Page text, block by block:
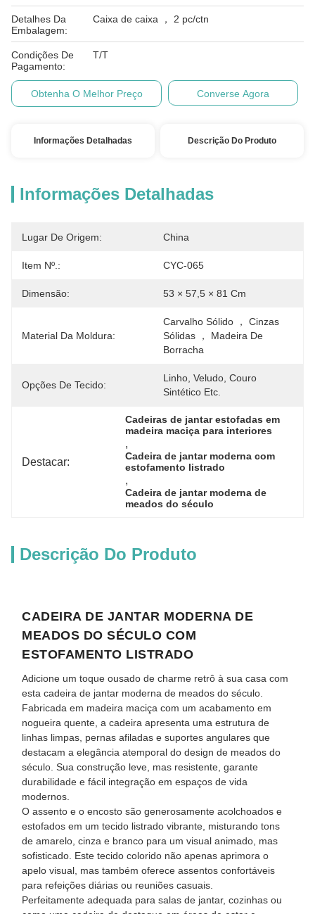
Detalhes Da
Embalagem:
Caixa de caixa ， 2 pc/ctn
Condições De
Pagamento:
T/T
Obtenha O Melhor Preço Converse Agora
Informações Detalhadas Descrição Do Produto
Informações Detalhadas
Lugar De Origem: China
Item Nº.: CYC-065
Dimensão: 53 × 57,5 ​​× 81 Cm
Material Da Moldura:
Carvalho Sólido ， Cinzas
Sólidas ， Madeira De
Borracha
Opções De Tecido:
Linho, Veludo, Couro
Sintético Etc.
Destacar:
Cadeiras de jantar estofadas em
madeira maciça para interiores
,
Cadeira de jantar moderna com
estofamento listrado
,
Cadeira de jantar moderna de
meados do século
Descrição Do Produto
CADEIRA DE JANTAR MODERNA DE
MEADOS DO SÉCULO COM
ESTOFAMENTO LISTRADO
Adicione um toque ousado de charme retrô à sua casa com
esta cadeira de jantar moderna de meados do século.
Fabricada em madeira maciça com um acabamento em
nogueira quente, a cadeira apresenta uma estrutura de
linhas limpas, pernas afiladas e suportes angulares que
destacam a elegância atemporal do design de meados do
século. Sua construção leve, mas resistente, garante
durabilidade e fácil integração em espaços de vida
modernos.
O assento e o encosto são generosamente acolchoados e
estofados em um tecido listrado vibrante, misturando tons
de amarelo, cinza e branco para um visual animado, mas
sofisticado. Este tecido colorido não apenas aprimora o
apelo visual, mas também oferece assentos confortáveis
para refeições diárias ou reuniões casuais.
Perfeitamente adequada para salas de jantar, cozinhas ou